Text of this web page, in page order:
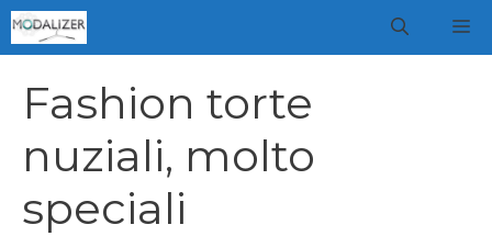
Vai
al
Fashion torte
nuziali, molto
speciali